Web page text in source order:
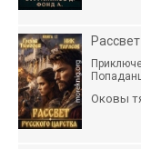
Оковы